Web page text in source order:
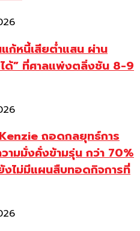
ก้หนี้เสียต่ำแสน ผ่าน
ได้” ที่ศาลแพ่งตลิ่งชัน 8-9
ถอดกลยุทธ์การ
ามมั่งคั่งข้ามรุ่น กว่า 70%
ไม่มีแผนสืบทอดกิจการที่